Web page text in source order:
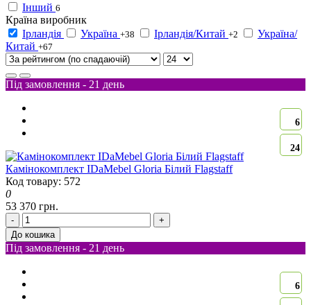
Інший 6
Країна виробник
Ірландія
Україна +38 Ірландія/Китай +2
Україна/
Китай +67
Під замовлення - 21 день
6
24
Камінокомплект IDaMebel Gloria Білий Flagstaff
Код товару: 572
0
53 370 грн.
-
+
До кошика
Під замовлення - 21 день
6